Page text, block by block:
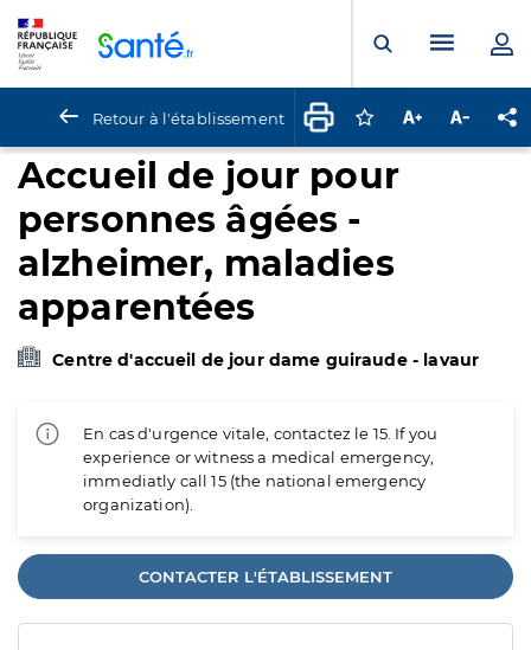
Ouvrir laMenu
Retour à l'établissement Connectez-vous
Augmenter la
Accueil de jour pour
personnes âgées -
alzheimer, maladies
apparentées
Centre d'accueil de jour dame guiraude - lavaur
En cas d'urgence vitale, contactez le 15. If you
experience or witness a medical emergency,
immediatly call 15 (the national emergency
organization).
CONTACTER L'ÉTABLISSEMENT